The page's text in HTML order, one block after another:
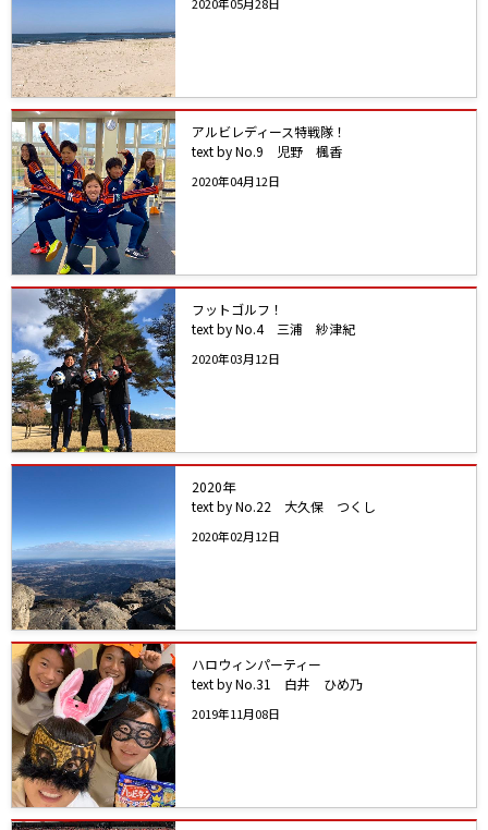
アルビレディース特戦隊！
text by No.9 児野 楓香
2020年04月12日
フットゴルフ！
text by No.4 三浦 紗津紀
2020年03月12日
2020年
text by No.22 大久保 つくし
2020年02月12日
ハロウィンパーティー
text by No.31 白井 ひめ乃
2019年11月08日